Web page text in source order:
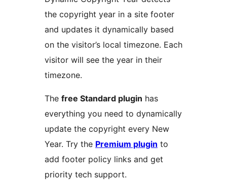
the copyright year in a site footer
and updates it dynamically based
on the visitor’s local timezone. Each
visitor will see the year in their
timezone.
The free Standard plugin has
everything you need to dynamically
update the copyright every New
Year. Try the Premium plugin to
add footer policy links and get
priority tech support.